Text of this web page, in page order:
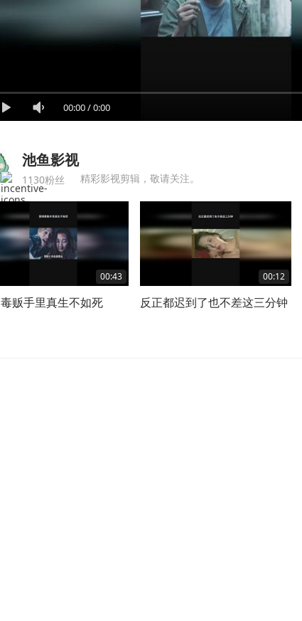
00:00/0:00
池鱼影视
1130粉丝 精彩影视剪辑，敬请关注。
00:43
贩手里真生不如死
00:12
反正都迟到了也不差这三分钟